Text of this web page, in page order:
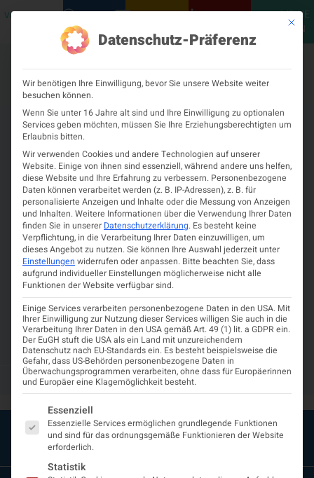
VERANSTALTUNGENPODCASTS NEUROLOGISCH KONTAKT
MEINE
ÖGN
DFP-approbiert: “Funktionelles
Imaging bei Parkinson-
Syndromen”
Mai 21, 2024 11:25 a.m.
Mit
Datenschutz-Präferenz
Wir benötigen Ihre Einwilligung, bevor Sie unsere Website weiter
besuchen können.
Wenn Sie unter 16 Jahre alt sind und Ihre Einwilligung zu optionalen
Services geben möchten, müssen Sie Ihre Erziehungsberechtigten um
Erlaubnis bitten.
Wir verwenden Cookies und andere Technologien auf unserer
Website. Einige von ihnen sind essenziell, während andere uns helfen,
diese Website und Ihre Erfahrung zu verbessern. Personenbezogene
Daten können verarbeitet werden (z. B. IP-Adressen), z. B. für
personalisierte Anzeigen und Inhalte oder die Messung von Anzeigen
und Inhalten.Weitere Informationen über die Verwendung Ihrer Daten
finden Sie in unserer Datenschutzerklärung. Es besteht keine
Verpflichtung, in die Verarbeitung Ihrer Daten einzuwilligen, um
dieses Angebot zu nutzen.Sie können Ihre Auswahl jederzeit unter
Einstellungen widerrufen oder anpassen. Bitte beachten Sie, dass
aufgrund individueller Einstellungen möglicherweise nicht alle
Funktionen der Website verfügbar sind.
Einige Services verarbeiten personenbezogene Daten in den USA. Mit
Ihrer Einwilligung zur Nutzung dieser Services willigen Sie auch in die
Verarbeitung Ihrer Daten in den USA gemäß Art. 49 (1) lit. a GDPR ein.
Der EuGH stuft die USA als ein Land mit unzureichendem
Datenschutz nach EU-Standards ein. Es besteht beispielsweise die
Gefahr, dass US-Behörden personenbezogene Daten in
Überwachungsprogrammen verarbeiten, ohne dass für Europäerinnen
und Europäer eine Klagemöglichkeit besteht.
Es folgt eine Liste der Service-Gruppen, für die eine
Essenziell
Essenzielle Services ermöglichen grundlegende Funktionen
und sind für das ordnungsgemäße Funktionieren der Website
erforderlich.
Statistik